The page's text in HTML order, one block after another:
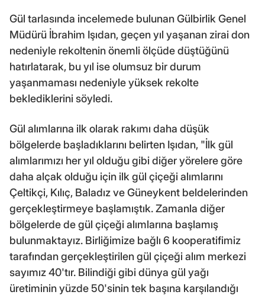
Gül tarlasında incelemede bulunan Gülbirlik Genel
Müdürü İbrahim Işıdan, geçen yıl yaşanan zirai don
nedeniyle rekoltenin önemli ölçüde düştüğünü
hatırlatarak, bu yıl ise olumsuz bir durum
yaşanmaması nedeniyle yüksek rekolte
beklediklerini söyledi.
Gül alımlarına ilk olarak rakımı daha düşük
bölgelerde başladıklarını belirten Işıdan, "İlk gül
alımlarımızı her yıl olduğu gibi diğer yörelere göre
daha alçak olduğu için ilk gül çiçeği alımlarını
Çeltikçi, Kılıç, Baladız ve Güneykent beldelerinden
gerçekleştirmeye başlamıştık. Zamanla diğer
bölgelerde de gül çiçeği alımlarına başlamış
bulunmaktayız. Birliğimize bağlı 6 kooperatifimiz
tarafından gerçekleştirilen gül çiçeği alım merkezi
sayımız 40'tır. Bilindiği gibi dünya gül yağı
üretiminin yüzde 50'sinin tek başına karşılandığı